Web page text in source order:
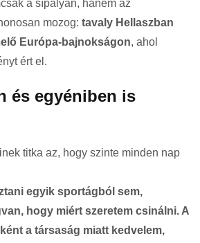
a sípályán, hanem az
mozog: tavaly Hellaszban
Európa-bajnokságon, ahol
ért el.
és egyéniben is
titka az, hogy szinte minden nap
egyik sportágból sem,
hogy miért szeretem csinálni. A
a társaság miatt kedvelem,